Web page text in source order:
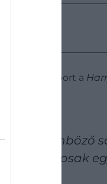
chatcsoport a
különböző
barátságosak